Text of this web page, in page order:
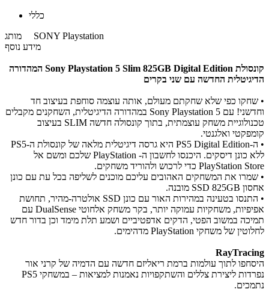
כללי
מותג SONY Playstation
מידע נוסף
קונסולת Sony Playstation 5 Slim 825GB Digital Edition המהדורה
הדיגיטלית החדשה עם שני בקרים
• שחקו כפי שלא שחקתם מעולם, אותה עוצמה סוחפת בעיצוב חד
וחדשני! עם Sony Playstation 5
במהדורה הדיגיטלית, השחקנים מקבלים
טכנולוגיית משחק עוצמתית, בתוך קונסולה חדשה SLIM בעיצוב
קומפקטי ואלגנטי.
​• ה-PS5 Digital Edition היא גרסה דיגיטלית מלאה של קונסולת ה-PS5
ללא כונן דיסקים. היכנסו לחשבון ה- PlayStation שלכם ומשם אל
PlayStation Store כדי לרכוש ולהוריד משחקים.
• שמרו את המשחקים האהובים עליכם מוכנים לשליפה בכל עת עם כונן
אחסון SSD 825GB מובנה.
• התנסו בטעינה במהירות האור עם כונן SSD אולטרה-מהיר, תחושת
אפיפיות, משחקיות עמוקה יותר, בקר משחק אלחוטי DualSense‎ עם
תמיכה במשוב הפטי, הדקים אדפטיביים ושמע תלת מימד וכן בדור חדש
לחלוטין של משחקי PlayStation מדהימים.
RayTracing
היסחפו לתוך עולמות ברמת ריאליזם חדשה עם הדמיה של קרני אור
נפרדות ליצירת צללים והשתקפויות נאמנות למציאות – במשחקי PS5
נתמכים.